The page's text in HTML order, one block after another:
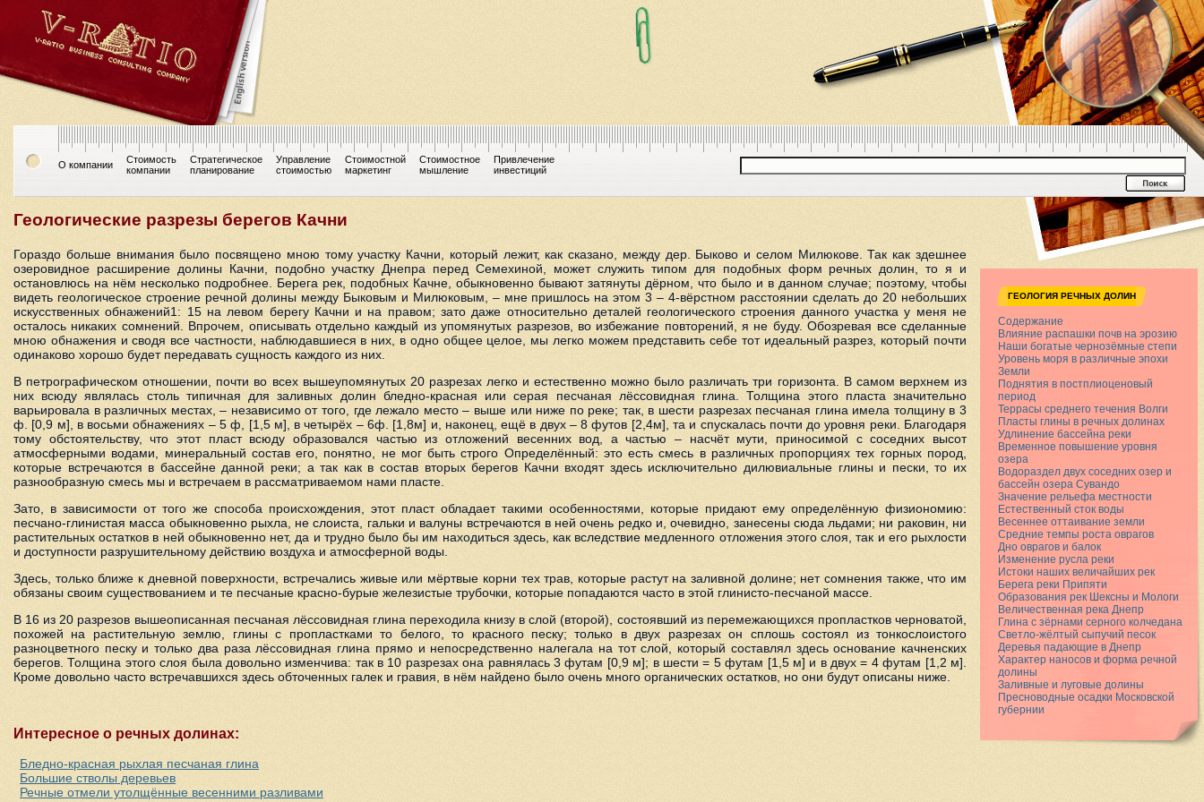
О компании
Стоимость
компании
Стратегическое
планирование
Управление
стоимостью
Стоимостной
маркетинг
Стоимостное
мышление
Привлечение
инвестиций
Геологические разрезы берегов Качни
Гораздо больше внимания было посвящено мною тому участку Качни, который лежит, как сказано, между дер. Быково и селом Милюкове. Так как здешнее
озеровидное расширение долины Качни, подобно участку Днепра перед Семехиной, может служить типом для подобных форм речных долин, то я и
остановлюсь на нём несколько подробнее. Берега рек, подобных Качне, обыкновенно бывают затянуты дёрном, что было и в данном случае; поэтому, чтобы
видеть геологическое строение речной долины между Быковым и Милюковым, – мне пришлось на этом 3 – 4-вёрстном расстоянии сделать до 20 небольших
искусственных обнажений1: 15 на левом берегу Качни и на правом; зато даже относительно деталей геологического строения данного участка у меня не
осталось никаких сомнений. Впрочем, описывать отдельно каждый из упомянутых разрезов, во избежание повторений, я не буду. Обозревая все сделанные
мною обнажения и сводя все частности, наблюдавшиеся в них, в одно общее целое, мы легко можем представить себе тот идеальный разрез, который почти
одинаково хорошо будет передавать сущность каждого из них.
В петрографическом отношении, почти во всех вышеупомянутых 20 разрезах легко и естественно можно было различать три горизонта. В самом верхнем из
них всюду являлась столь типичная для заливных долин бледно-красная или серая песчаная лёссовидная глина. Толщина этого пласта значительно
варьировала в различных местах, – независимо от того, где лежало место – выше или ниже по реке; так, в шести разрезах песчаная глина имела толщину в 3
ф. [0,9 м], в восьми обнажениях – 5 ф, [1,5 м], в четырёх – 6ф. [1,8м] и, наконец, ещё в двух – 8 футов [2,4м], та и спускалась почти до уровня реки. Благодаря
тому обстоятельству, что этот пласт всюду образовался частью из отложений весенних вод, а частью – насчёт мути, приносимой с соседних высот
атмосферными водами, минеральный состав его, понятно, не мог быть строго Определённый: это есть смесь в различных пропорциях тех горных пород,
которые встречаются в бассейне данной реки; а так как в состав вторых берегов Качни входят здесь исключительно дилювиальные глины и пески, то их
разнообразную смесь мы и встречаем в рассматриваемом нами пласте.
Зато, в зависимости от того же способа происхождения, этот пласт обладает такими особенностями, которые придают ему определённую физиономию:
песчано-глинистая масса обыкновенно рыхла, не слоиста, гальки и валуны встречаются в ней очень редко и, очевидно, занесены сюда льдами; ни раковин, ни
растительных остатков в ней обыкновенно нет, да и трудно было бы им находиться здесь, как вследствие медленного отложения этого слоя, так и его рыхлости
и доступности разрушительному действию воздуха и атмосферной воды.
Здесь, только ближе к дневной поверхности, встречались живые или мёртвые корни тех трав, которые растут на заливной долине; нет сомнения также, что им
обязаны своим существованием и те песчаные красно-бурые железистые трубочки, которые попадаются часто в этой глинисто-песчаной массе.
В 16 из 20 разрезов вышеописанная песчаная лёссовидная глина переходила книзу в слой (второй), состоявший из перемежающихся пропластков черноватой,
похожей на растительную землю, глины с пропластками то белого, то красного песку; только в двух разрезах он сплошь состоял из тонкослоистого
разноцветного песку и только два раза лёссовидная глина прямо и непосредственно налегала на тот слой, который составлял здесь основание качненских
берегов. Толщина этого слоя была довольно изменчива: так в 10 разрезах она равнялась 3 футам [0,9 м]; в шести = 5 футам [1,5 м] и в двух = 4 футам [1,2 м].
Кроме довольно часто встречавшихся здесь обточенных галек и гравия, в нём найдено было очень много органических остатков, но они будут описаны ниже.
Интересное о речных долинах:
Бледно-красная рыхлая песчаная глина
Большие стволы деревьев
Речные отмели утолщённые весенними разливами
ГЕОЛОГИЯ РЕЧНЫХ ДОЛИН
Содержание
Влияние распашки почв на эрозию
Наши богатые чернозёмные степи
Уровень моря в различные эпохи
Земли
Поднятия в постплиоценовый
период
Террасы среднего течения Волги
Пласты глины в речных долинах
Удлинение бассейна реки
Временное повышение уровня
озера
Водораздел двух соседних озер и
бассейн озера Сувандо
Значение рельефа местности
Естественный сток воды
Весеннее оттаивание земли
Средние темпы роста оврагов
Дно оврагов и балок
Изменение русла реки
Истоки наших величайших рек
Берега реки Припяти
Образования рек Шексны и Мологи
Величественная река Днепр
Глина с зёрнами серного колчедана
Светло-жёлтый сыпучий песок
Деревья падающие в Днепр
Характер наносов и форма речной
долины
Заливные и луговые долины
Пресноводные осадки Московской
губернии